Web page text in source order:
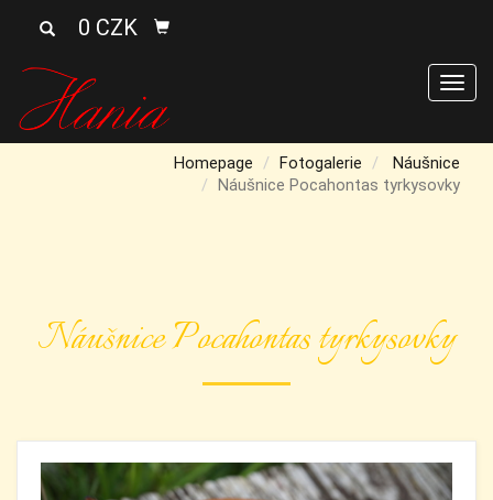
0 CZK
Homepage Fotogalerie
Náušnice
Náušnice Pocahontas tyrkysovky
Náušnice Pocahontas tyrkysovky